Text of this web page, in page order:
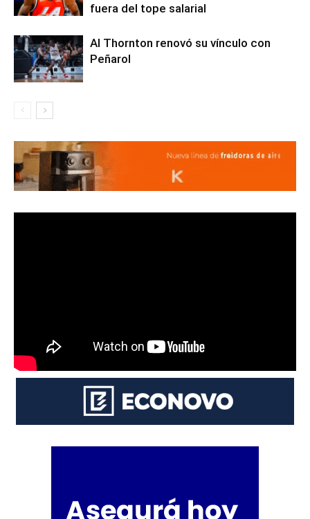
fuera del tope salarial
Al Thornton renovó su vínculo con
Peñarol